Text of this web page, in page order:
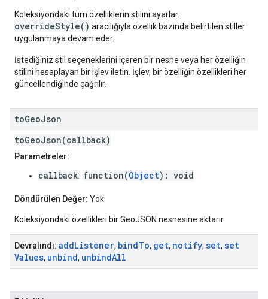
Koleksiyondaki tüm özelliklerin stilini ayarlar.
overrideStyle() aracılığıyla özellik bazında belirtilen stiller
uygulanmaya devam eder.
İstediğiniz stil seçeneklerini içeren bir nesne veya her özelliğin
stilini hesaplayan bir işlev iletin. İşlev, bir özelliğin özellikleri her
güncellendiğinde çağrılır.
toGeoJson
toGeoJson(callback)
Parametreler:
callback: function(Object): void
Döndürülen Değer: Yok
Koleksiyondaki özellikleri bir GeoJSON nesnesine aktarır.
Devralındı: addListener, bindTo, get, notify, set, set
Values, unbind, unbindAll